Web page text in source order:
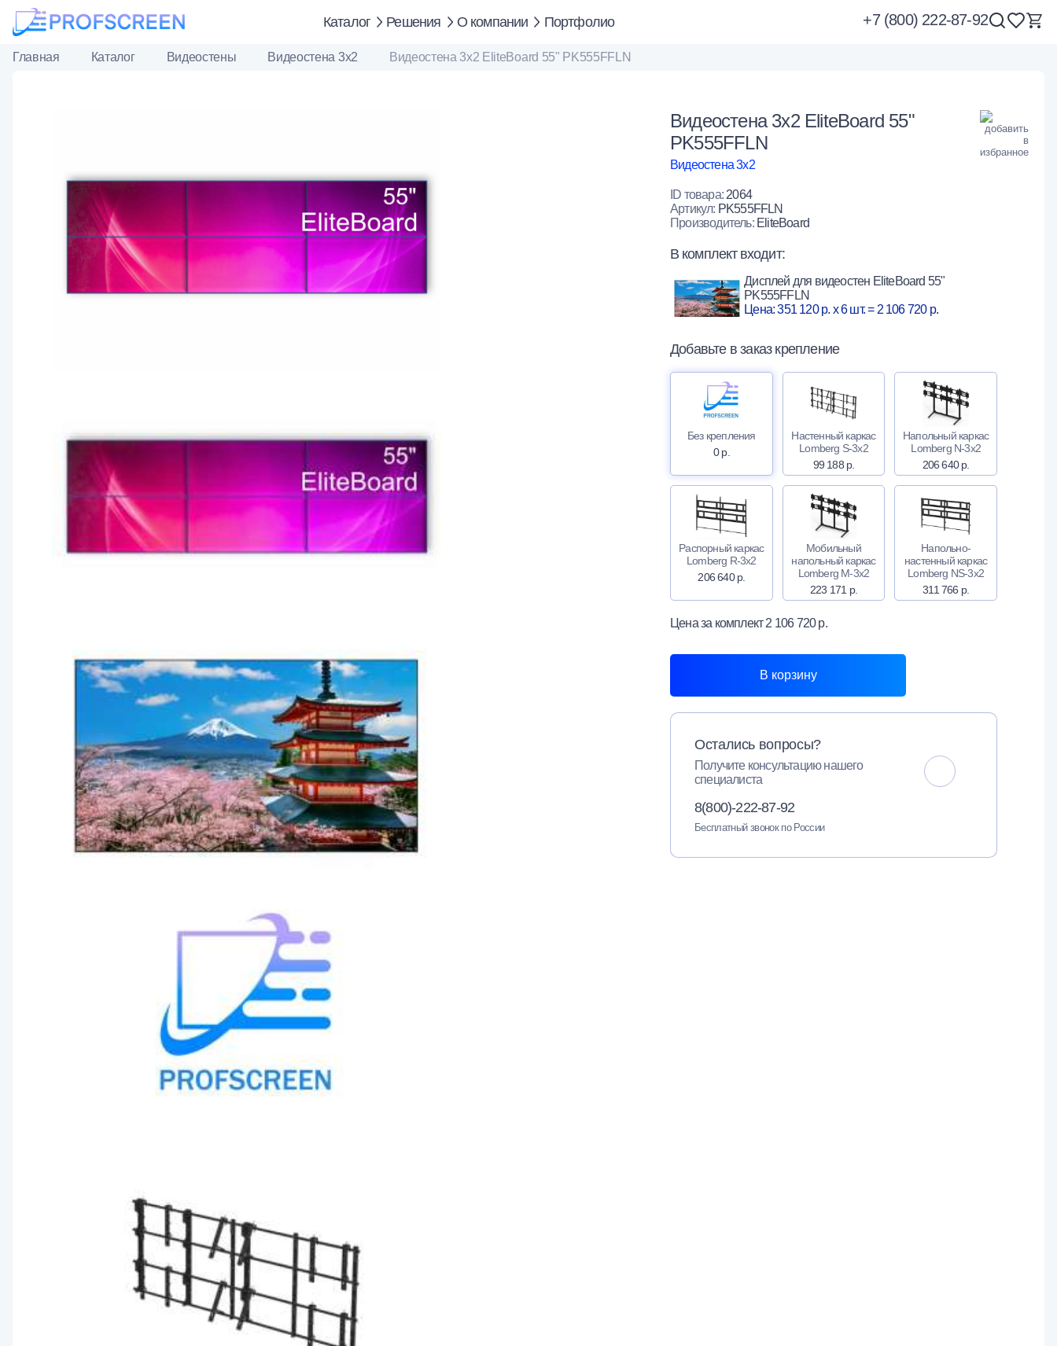
Каталог Решения О компании Портфолио +7 (800) 222-87-92
Главная Каталог Видеостены Видеостена 3х2 Видеостена 3x2 EliteBoard 55" PK555FFLN
Видеостена 3x2 EliteBoard 55"
PK555FFLN
Видеостена 3х2
ID товара: 2064
Артикул: PK555FFLN
Производитель: EliteBoard
В комплект входит:
Дисплей для видеостен EliteBoard 55"
PK555FFLN
Цена: 351 120 р. x 6 шт. = 2 106 720 р.
Добавьте в заказ крепление
Без крепления
0 р.
Настенный каркас
Lomberg S-3х2
99 188 р.
Напольный каркас
Lomberg N-3х2
206 640 р.
Распорный каркас
Lomberg R-3х2
206 640 р.
Мобильный
напольный каркас
Lomberg M-3х2
223 171 р.
Напольно-
настенный каркас
Lomberg NS-3х2
311 766 р.
Цена за комплект2 106 720 р.
В корзину
Остались вопросы?
Получите консультацию нашего
специалиста
8(800)-222-87-92
Бесплатный звонок по России